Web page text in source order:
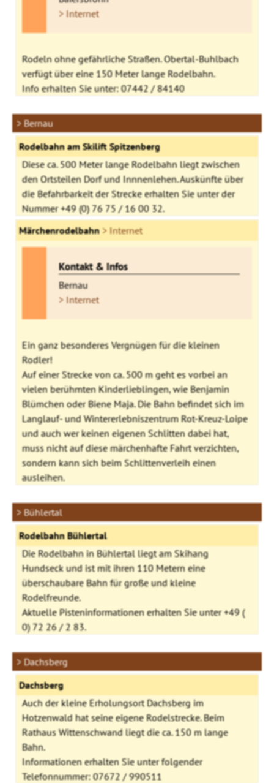
> Internet
Rodeln ohne gefährliche Straßen. Obertal-Buhlbach
verfügt über eine 150 Meter lange Rodelbahn.
Info erhalten Sie unter: 07442 / 84140
> Bernau
Rodelbahn am Skilift Spitzenberg
Diese ca. 500 Meter lange Rodelbahn liegt zwischen
den Ortsteilen Dorf und Innnenlehen. Auskünfte über
die Befahrbarkeit der Strecke erhalten Sie unter der
Nummer +49 (0) 76 75 / 16 00 32.
Märchenrodelbahn > Internet
Kontakt & Infos
Bernau
> Internet
Ein ganz besonderes Vergnügen für die kleinen
Rodler!
Auf einer Strecke von ca. 500 m geht es vorbei an
vielen berühmten Kinderlieblingen, wie Benjamin
Blümchen oder Biene Maja. Die Bahn befindet sich im
Langlauf- und Wintererlebniszentrum Rot-Kreuz-Loipe
und auch wer keinen eigenen Schlitten dabei hat,
muss nicht auf diese märchenhafte Fahrt verzichten,
sondern kann sich beim Schlittenverleih einen
ausleihen.
> Bühlertal
Rodelbahn Bühlertal
Die Rodelbahn in Bühlertal liegt am Skihang
Hundseck und ist mit ihren 110 Metern eine
überschaubare Bahn für große und kleine
Rodelfreunde.
Aktuelle Pisteninformationen erhalten Sie unter +49 (
0) 72 26 / 2 83.
> Dachsberg
Dachsberg
Auch der kleine Erholungsort Dachsberg im
Hotzenwald hat seine eigene Rodelstrecke. Beim
Rathaus Wittenschwand liegt die ca. 150 m lange
Bahn.
Informationen erhalten Sie unter folgender
Telefonnummer: 07672 / 990511